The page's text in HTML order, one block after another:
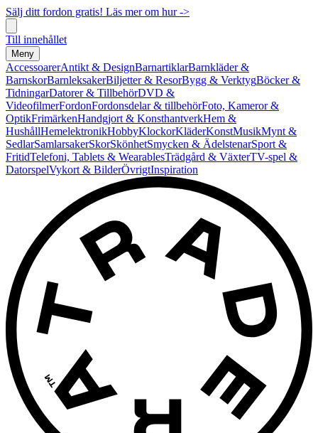
Sälj ditt fordon gratis! Läs mer om hur ->
Till innehållet
Meny
AccessoarerAntikt & DesignBarnartiklarBarnkläder &
BarnskorBarnleksakerBiljetter & ResorBygg & VerktygBöcker &
TidningarDatorer & TillbehörDVD &
VideofilmerFordonFordonsdelar & tillbehörFoto, Kameror &
OptikFrimärkenHandgjort & KonsthantverkHem &
HushållHemelektronikHobbyKlockorKläderKonstMusikMynt &
SedlarSamlarsakerSkorSkönhetSmycken & ÄdelstenarSport &
FritidTelefoni, Tablets & WearablesTrädgård & VäxterTV-spel &
DatorspelVykort & BilderÖvrigtInspiration